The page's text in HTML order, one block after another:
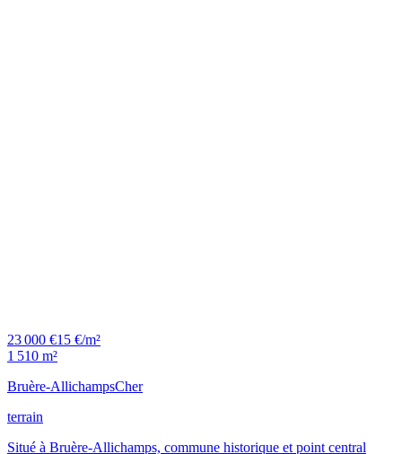
23 000 €15 €/m²
1 510 m²
Bruère-AllichampsCher
terrain
Situé à Bruère-Allichamps, commune historique et point central